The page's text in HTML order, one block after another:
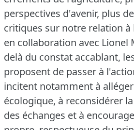
perspectives d'avenir, plus
critiques sur notre relation à
en collaboration avec Lionel
delà du constat accablant,
proposent de passer à
incitent notamment à
écologique, à reconsidérer
des échanges et à